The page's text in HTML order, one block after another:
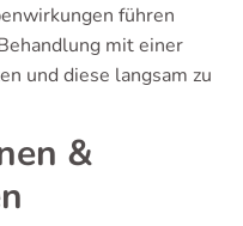
führen
mit einer
und diese langsam zu
&